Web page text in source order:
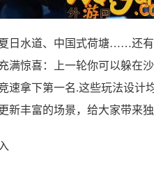
日水道、中国式荷塘……还
惊喜：上一轮你可以躲在
速拿下第一名.这些玩法设计
新丰富的场景，给大家带来独